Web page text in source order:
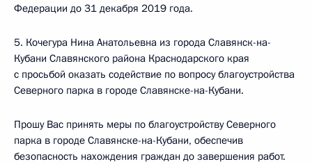
Федерации до 31 декабря 2019 года.
5. Кочегура Нина Анатольевна из города Славянск-на-
Кубани Славянского района Краснодарского края
с просьбой оказать содействие по вопросу благоустройства
Северного парка в городе Славянске-на-Кубани.
Прошу Вас принять меры по благоустройству Северного
парка в городе Славянске-на-Кубани, обеспечив
безопасность нахождения граждан до завершения работ.